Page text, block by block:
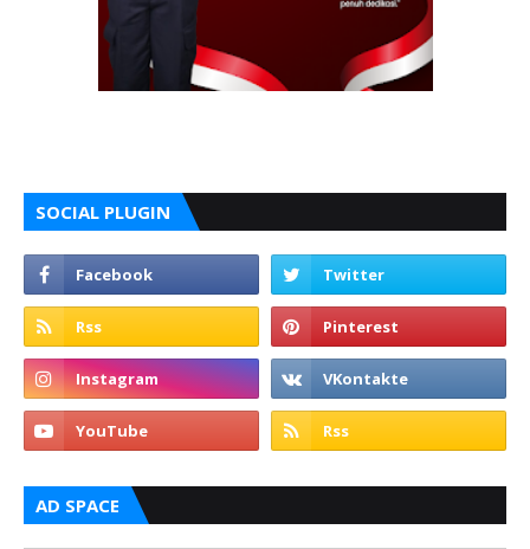
SOCIAL PLUGIN
AD SPACE